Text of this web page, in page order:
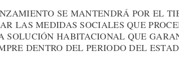
SE MANTENDRÁ POR EL
LAS MEDIDAS SOCIALES QUE
SOLUCIÓN HABITACIONAL QUE
DENTRO DEL PERIODO DEL